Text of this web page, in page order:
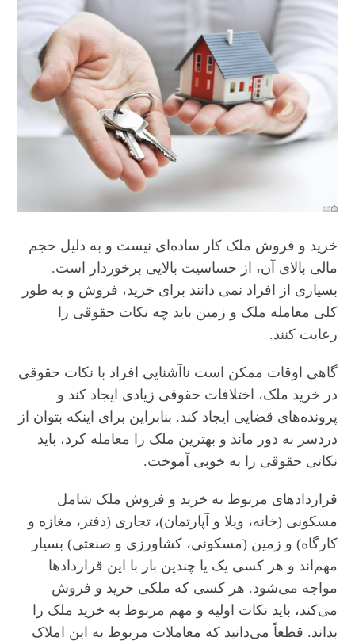
خرید و فروش ملک کار ساده‌ای نیست و به دلیل حجم
مالی بالای آن، از حساسیت بالایی برخوردار است.
بسیاری از افراد نمی دانند برای خرید، فروش و به طور
کلی معامله ملک و زمین باید چه نکات حقوقی را
رعایت کنند.
گاهی اوقات ممکن است ناآشنایی افراد با نکات حقوقی
در خرید ملک، اختلافات حقوقی زیادی ایجاد کند و
پرونده‌های قضایی ایجاد کند. بنابراین برای اینکه بتوان از
دردسر به دور ماند و بهترین ملک را معامله کرد، باید
نکاتی حقوقی را به خوبی آموخت.
قراردادهای مربوط به خرید و فروش ملک شامل
مسکونی (خانه، ویلا و آپارتمان)، تجاری (دفتر، مغازه و
کارگاه) و زمین (مسکونی، کشاورزی و صنعتی) بسیار
مهم‌اند و هر کسی یک یا چندین بار با این قراردادها
مواجه می‌شود. هر کسی که ملکی خرید و فروش
می‌کند، باید نکات اولیه و مهم مربوط به خرید ملک را
بداند. قطعاً می‌دانید که معاملات مربوط به این املاک